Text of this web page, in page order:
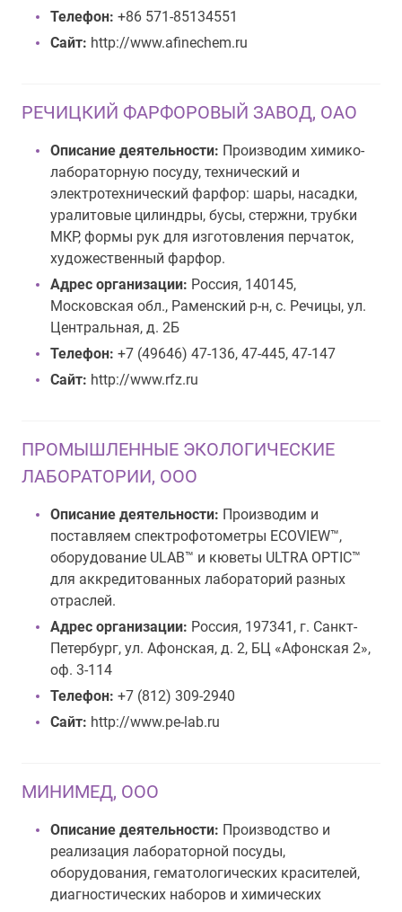
Телефон: +86 571-85134551
Сайт: http://www.afinechem.ru
РЕЧИЦКИЙ ФАРФОРОВЫЙ ЗАВОД, ОАО
Описание деятельности: Производим химико-
лабораторную посуду, технический и
электротехнический фарфор: шары, насадки,
уралитовые цилиндры, бусы, стержни, трубки
МКР, формы рук для изготовления перчаток,
художественный фарфор.
Адрес организации: Россия, 140145,
Московская обл., Раменский р-н, с. Речицы, ул.
Центральная, д. 2Б
Телефон: +7 (49646) 47-136, 47-445, 47-147
Сайт: http://www.rfz.ru
ПРОМЫШЛЕННЫЕ ЭКОЛОГИЧЕСКИЕ
ЛАБОРАТОРИИ, ООО
Описание деятельности: Производим и
поставляем спектрофотометры ECOVIEW™,
оборудование ULAB™ и кюветы ULTRA OPTIC™
для аккредитованных лабораторий разных
отраслей.
Адрес организации: Россия, 197341, г. Санкт-
Петербург, ул. Афонская, д. 2, БЦ «Афонская 2»,
оф. 3-114
Телефон: +7 (812) 309-2940
Сайт: http://www.pe-lab.ru
МИНИМЕД, ООО
Описание деятельности: Производство и
реализация лабораторной посуды,
оборудования, гематологических красителей,
диагностических наборов и химических